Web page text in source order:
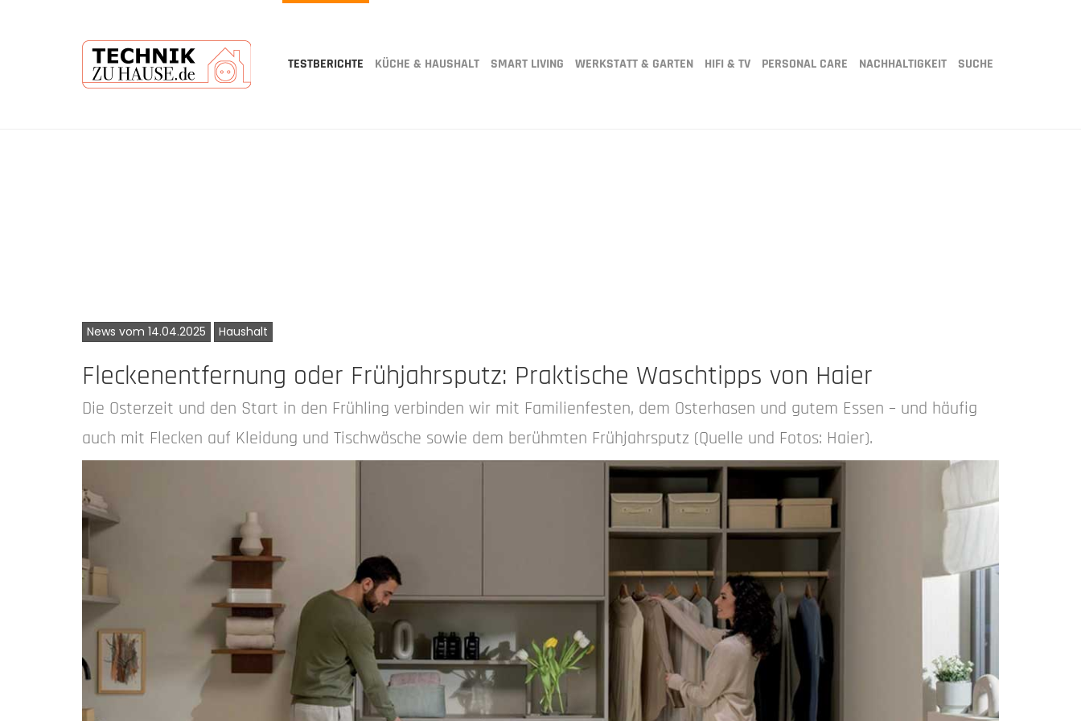
TESTBERICHTE KÜCHE & HAUSHALT SMART LIVING WERKSTATT & GARTEN HIFI & TV PERSONAL CARE NACHHALTIGKEIT SUCHE
News vom 14.04.2025 Haushalt
Fleckenentfernung oder Frühjahrsputz: Praktische Waschtipps von Haier
Die Osterzeit und den Start in den Frühling verbinden wir mit Familienfesten, dem Osterhasen und gutem Essen – und häufig
auch mit Flecken auf Kleidung und Tischwäsche sowie dem berühmten Frühjahrsputz (Quelle und Fotos: Haier).